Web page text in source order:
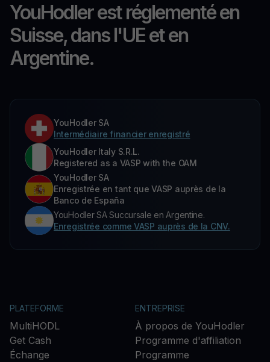
YouHodler est réglementé en
Suisse, dans l'UE et en
Argentine.
YouHodler SA
Intermédiaire financier enregistré
YouHodler Italy S.R.L.
Registered as a VASP with the OAM
YouHodler SA
Enregistrée en tant que VASP auprès de la
Banco de España
YouHodler SA Succursale en Argentine.
Enregistrée comme VASP auprès de la CNV.
PLATEFORME
MultiHODL
Get Cash
Échange
ENTREPRISE
À propos de YouHodler
Programme d'affiliation
Programme